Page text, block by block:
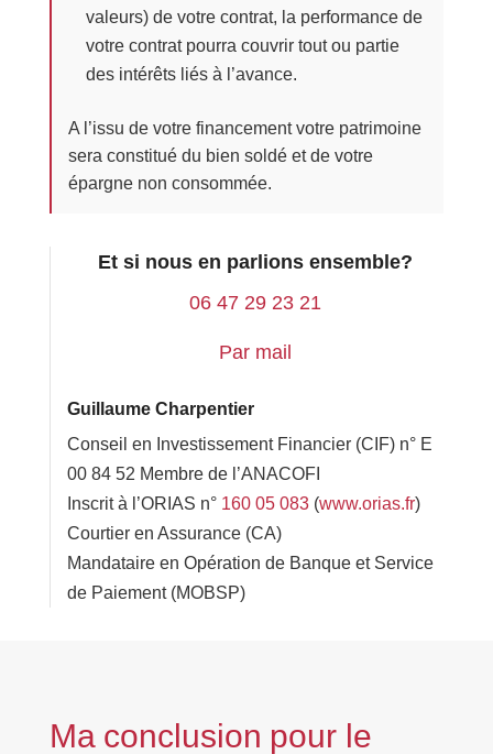
valeurs) de votre contrat, la performance de
votre contrat pourra couvrir tout ou partie
des intérêts liés à l’avance.
A l’issu de votre financement votre patrimoine
sera constitué du bien soldé et de votre
épargne non consommée.
Et si nous en parlions ensemble?
06 47 29 23 21
Par mail
Guillaume Charpentier
Conseil en Investissement Financier (CIF) n° E
00 84 52 Membre de l’ANACOFI
Inscrit à l’ORIAS n° 160 05 083(www.orias.fr)
Courtier en Assurance (CA)
Mandataire en Opération de Banque et Service
de Paiement (MOBSP)
Ma conclusion pour le